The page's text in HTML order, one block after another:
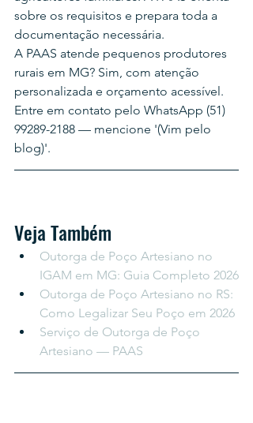
sobre os requisitos e prepara toda a
documentação necessária.
A PAAS atende pequenos produtores
rurais em MG? Sim, com atenção
personalizada e orçamento acessível.
Entre em contato pelo WhatsApp (51)
99289-2188 — mencione '(Vim pelo
blog)'.
Veja Também
Outorga de Poço Artesiano no
IGAM em MG: Guia Completo 2026
Outorga de Poço Artesiano no RS:
Como Legalizar Seu Poço em 2026
Serviço de Outorga de Poço
Artesiano — PAAS